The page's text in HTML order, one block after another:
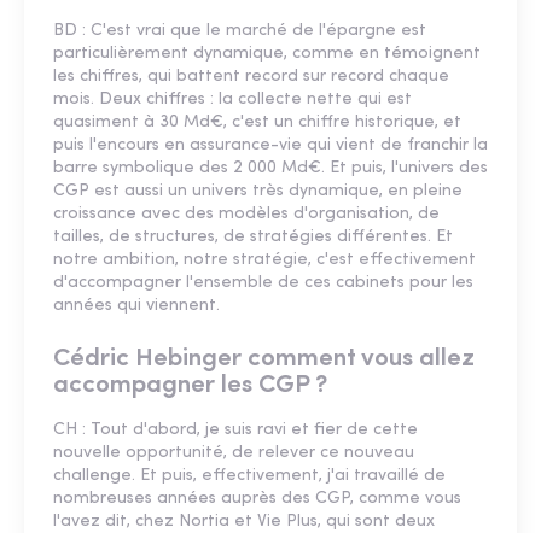
BD : C'est vrai que le marché de l'épargne est
particulièrement dynamique, comme en témoignent
les chiffres, qui battent record sur record chaque
mois. Deux chiffres : la collecte nette qui est
quasiment à 30 Md€, c'est un chiffre historique, et
puis l'encours en assurance-vie qui vient de franchir la
barre symbolique des 2 000 Md€. Et puis, l'univers des
CGP est aussi un univers très dynamique, en pleine
croissance avec des modèles d'organisation, de
tailles, de structures, de stratégies différentes. Et
notre ambition, notre stratégie, c'est effectivement
d'accompagner l'ensemble de ces cabinets pour les
années qui viennent.
Cédric Hebinger comment vous allez
accompagner les CGP ?
CH : Tout d'abord, je suis ravi et fier de cette
nouvelle opportunité, de relever ce nouveau
challenge. Et puis, effectivement, j'ai travaillé de
nombreuses années auprès des CGP, comme vous
l'avez dit, chez Nortia et Vie Plus, qui sont deux